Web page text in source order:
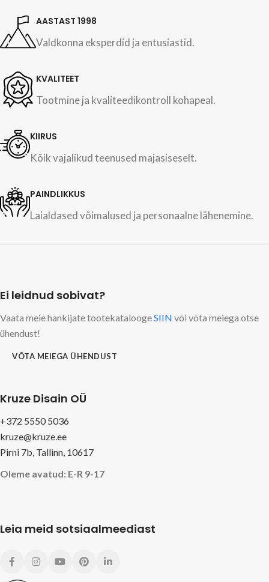
AASTAST 1998
Valdkonna eksperdid ja entusiastid.
KVALITEET
Tootmine ja kvaliteedikontroll kohapeal.
KIIRUS
Kõik vajalikud teenused majasiseselt.
PAINDLIKKUS
Laialdased võimalused ja personaalne lähenemine.
Ei leidnud sobivat?
Vaata meie hankijate tootekataloogeSIIN või võta meiega otse
ühendust!
VÕTA MEIEGA ÜHENDUST
Kruze Disain OÜ
+372 5550 5036
kruze@kruze.ee
Pirni 7b, Tallinn, 10617
Oleme avatud: E-R 9-17
Leia meid sotsiaalmeediast